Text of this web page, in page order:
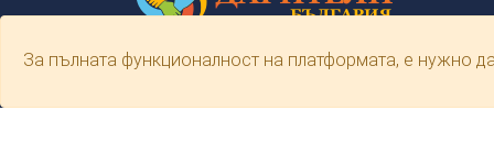
Платформа за събиране на средства за
За пълната функционалност на платформата, е нужно